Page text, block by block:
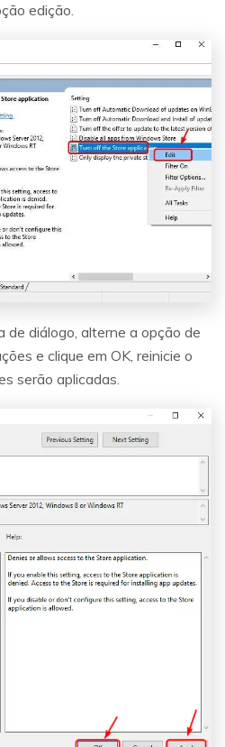
edição.
de diálogo, alterne a opção de
e clique em OK, reinicie o
serão aplicadas.